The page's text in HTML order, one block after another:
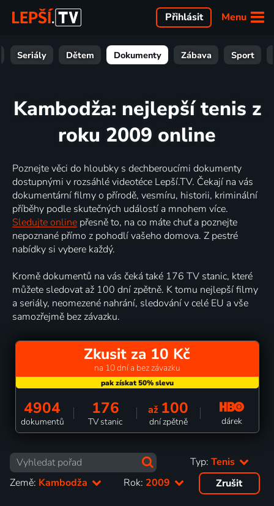
Menu
Přihlásit
Seriály Dětem Dokumenty Zábava Sport
Kambodža: nejlepší tenis z
roku 2009 online
Poznejte věci do hloubky s dechberoucími dokumenty
dostupnými v rozsáhlé videotéce Lepší.TV. Čekají na vás
dokumentární filmy o přírodě, vesmíru, historii, kriminální
příběhy podle skutečných událostí a mnohem více.
Sledujte online přesně to, na co máte chuť a poznejte
nepoznané přímo z pohodlí vašeho domova. Z pestré
nabídky si vybere každý.
Kromě dokumentů na vás čeká také 176 TV stanic, které
můžete sledovat až 100 dní zpětně. K tomu nejlepší filmy
a seriály, neomezené nahrání, sledování v celé EU a vše
samozřejmě bez závazku.
Zkusit za 10 Kč
na 10 dní a bez závazku
4904
dokumentů
176
TV stanic
až 100
dní zpětně dárek
Typ: Tenis
Země: Kambodža Rok: 2009 Zrušit